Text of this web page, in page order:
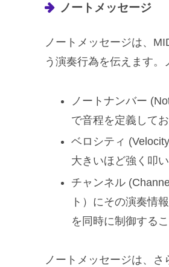
ノートメッセージ
ノートメッセージは、
う演奏行為を伝えます。
ノートナンバー
で音程を定義して
ベロシティ
大きいほど強く叩
チャンネル
ト）にその演奏情
を同時に制御する
ノートメッセージは、